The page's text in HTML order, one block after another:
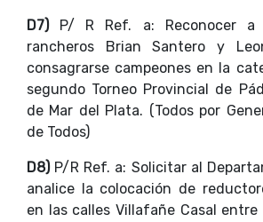
D7)P/ R Ref. a: Reconocer a
rancheros Brian Santero y
consagrarse campeones en la
segundo Torneo Provincial de
de Mar del Plata. (Todos por
de Todos)
D8)P/R Ref. a: Solicitar al
analice la colocación de
en las calles Villafañe Casal